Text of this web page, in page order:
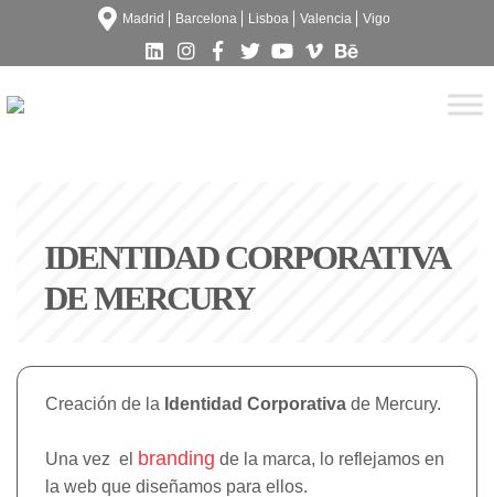
Madrid Barcelona Lisboa Valencia Vigo
IDENTIDAD CORPORATIVA
DE MERCURY
Creación de la Identidad Corporativa de Mercury.
Una vez el branding de la marca, lo reflejamos en
la web que diseñamos para ellos.